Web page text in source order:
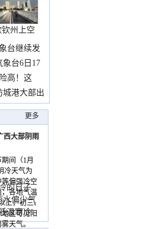
钦州上空
逅
台继续发
象台6日17
高！这
城港大部出
更多
西大部阴雨
间（1月
冷天气为
偏强冷空
各地气温
，初三、
区可见阳
天气。
的日子
偏少气
温寒冷